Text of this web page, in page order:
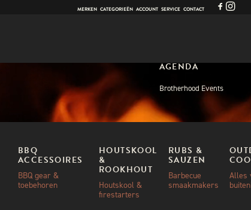
MERKEN CATEGORIEËN ACCOUNT SERVICE CONTACT
BBQ
ACCESSOIRES
BBQ gear &
toebehoren
HOUTSKOOL
&
ROOKHOUT
Houtskool &
firestarters
RUBS &
SAUZEN
Barbecue
smaakmakers
Alles
AGENDA
Brotherhood Events